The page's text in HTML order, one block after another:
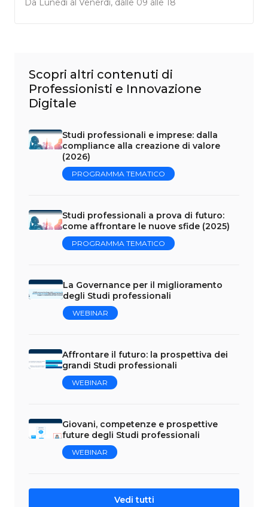
Da Lunedì al Venerdì, dalle 09 alle 18
Scopri altri contenuti di
Professionisti e Innovazione
Digitale
Studi professionali e imprese: dalla
compliance alla creazione di valore
(2026)
PROGRAMMA TEMATICO
Studi professionali a prova di futuro:
come affrontare le nuove sfide (2025)
PROGRAMMA TEMATICO
La Governance per il miglioramento
degli Studi professionali
WEBINAR
Affrontare il futuro: la prospettiva dei
grandi Studi professionali
WEBINAR
Giovani, competenze e prospettive
future degli Studi professionali
WEBINAR
Vedi tutti